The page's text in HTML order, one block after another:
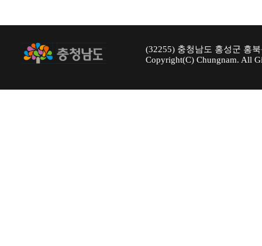
(32255) 충청남도 홍성군 홍
Copyright(C) Chungnam. All